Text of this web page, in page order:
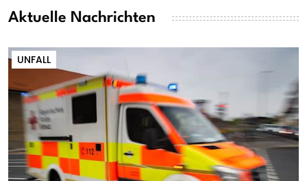
Aktuelle Nachrichten
UNFALL